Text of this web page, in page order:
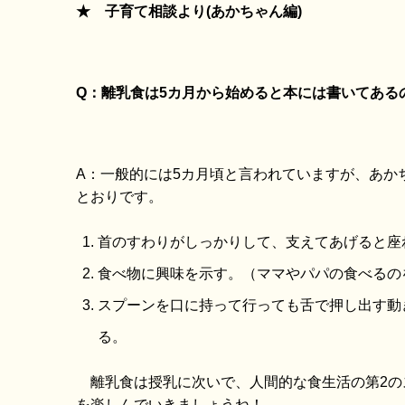
★ 子育て相談より(あかちゃん編)
Q：離乳食は5カ月から始めると本には書いてある
A：一般的には5カ月頃と言われていますが、あ
とおりです。
首のすわりがしっかりして、支えてあげると座
食べ物に興味を示す。（ママやパパの食べる
スプーンを口に持って行っても舌で押し出す
離乳食は授乳に次いで、人間的な食生活の第2